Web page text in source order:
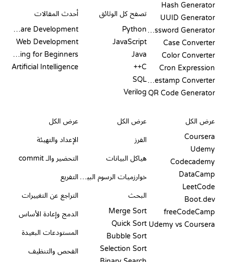
Hash Generator
UUID Generator
Password Generator
Case Converter
Color Converter
Cron Expression
Timestamp Converter
QR Code Generator
تصفح كل الوثائق
Python
JavaScript
Java
C++
SQL
Verilog
أحدث المقالات
Software Development
Web Development
Coding for Beginners
Artificial Intelligence
عرض الكل
Coursera
Udemy
Codecademy
DataCamp
LeetCode
Boot.dev
freeCodeCamp
Udemy vs Coursera
عرض الكل
الفرز
هياكل البيانات
خوارزميات الرسوم البيانية
البحث
Merge Sort
Quick Sort
Bubble Sort
Selection Sort
عرض الكل
الإعداد والتهيئة
التحضير والـ commit
التفريع
التراجع عن التغييرات
الدمج وإعادة الأساس
المستودعات البعيدة
الفحص والتنظيف